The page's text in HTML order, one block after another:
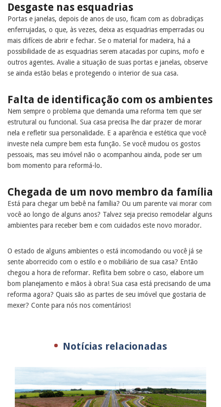
Desgaste nas esquadrias
Portas e janelas, depois de anos de uso, ficam com as dobradiças
enferrujadas, o que, às vezes, deixa as esquadrias emperradas ou
mais difíceis de abrir e fechar. Se o material for madeira, há a
possibilidade de as esquadrias serem atacadas por cupins, mofo e
outros agentes. Avalie a situação de suas portas e janelas, observe
se ainda estão belas e protegendo o interior de sua casa.
Falta de identificação com os ambientes
Nem sempre o problema que demanda uma reforma tem que ser
estrutural ou funcional. Sua casa precisa lhe dar prazer de morar
nela e refletir sua personalidade. E a aparência e estética que você
investe nela cumpre bem esta função. Se você mudou os gostos
pessoais, mas seu imóvel não o acompanhou ainda, pode ser um
bom momento para reformá-lo.
Chegada de um novo membro da família
Está para chegar um bebê na família? Ou um parente vai morar com
você ao longo de alguns anos? Talvez seja preciso remodelar alguns
ambientes para receber bem e com cuidados este novo morador.
O estado de alguns ambientes o está incomodando ou você já se
sente aborrecido com o estilo e o mobiliário de sua casa? Então
chegou a hora de reformar. Reflita bem sobre o caso, elabore um
bom planejamento e mãos à obra! Sua casa está precisando de uma
reforma agora? Quais são as partes de seu imóvel que gostaria de
mexer? Conte para nós nos comentários!
Notícias relacionadas